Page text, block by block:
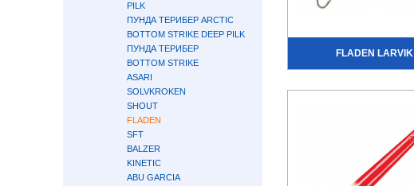
PILK
ПУНДА ТЕРИБЕР ARCTIC
BOTTOM STRIKE DEEP PILK
ПУНДА ТЕРИБЕР
BOTTOM STRIKE
ASARI
SOLVKROKEN
SHOUT
FLADEN
SFT
BALZER
KINETIC
ABU GARCIA
FLADEN LARVIK